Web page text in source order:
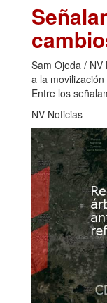
Sam Ojeda /
a la
Entre los
NV Noticias